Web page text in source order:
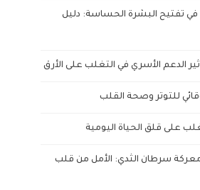
في تفتيح البشرة الحساسة: دليل
الدعم الأسري في التغلب على الأرق
للتوتر وصحة القلب
على قلق الحياة اليومية
سرطان الثدي: الأمل من قلب